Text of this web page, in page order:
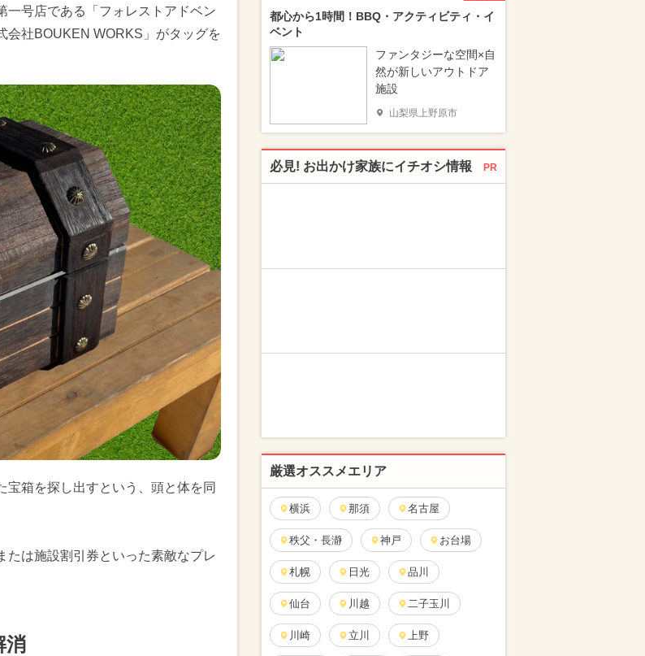
一号店である「フォレストアドベン
会社BOUKEN WORKS」がタッグを
宝箱を探し出すという、頭と体を同
たは施設割引券といった素敵なプレ
消
都心から1時間！BBQ・アクティビティ・イ
ベント
ファンタジーな空間×自
然が新しいアウトドア
施設
山梨県上野原市
必見! お出かけ家族にイチオシ情報 PR
厳選オススメエリア
横浜 那須 名古屋
秩父・長瀞 神戸 お台場
札幌 日光 品川
仙台 川越 二子玉川
川崎 立川 上野